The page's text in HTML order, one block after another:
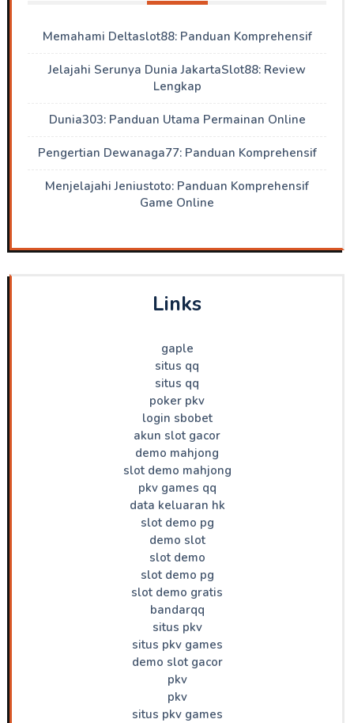
Memahami Deltaslot88: Panduan Komprehensif
Jelajahi Serunya Dunia JakartaSlot88: Review
Lengkap
Dunia303: Panduan Utama Permainan Online
Pengertian Dewanaga77: Panduan Komprehensif
Menjelajahi Jeniustoto: Panduan Komprehensif
Game Online
Links
gaple
situs qq
situs qq
poker pkv
login sbobet
akun slot gacor
demo mahjong
slot demo mahjong
pkv games qq
data keluaran hk
slot demo pg
demo slot
slot demo
slot demo pg
slot demo gratis
bandarqq
situs pkv
situs pkv games
demo slot gacor
pkv
pkv
situs pkv games